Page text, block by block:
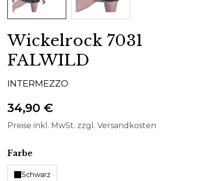
Wickelrock 7031
FALWILD
INTERMEZZO
34,90 €
Preise inkl. MwSt. zzgl. Versandkosten
Farbeauswählen
Schwarz